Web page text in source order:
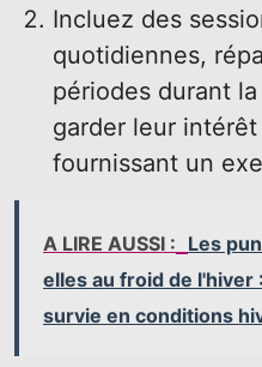
Incluez des
quotidiennes,
périodes durant
garder leur
fournissant un
A LIRE AUSSI : Les
elles au froid de l'hiver
survie en conditions